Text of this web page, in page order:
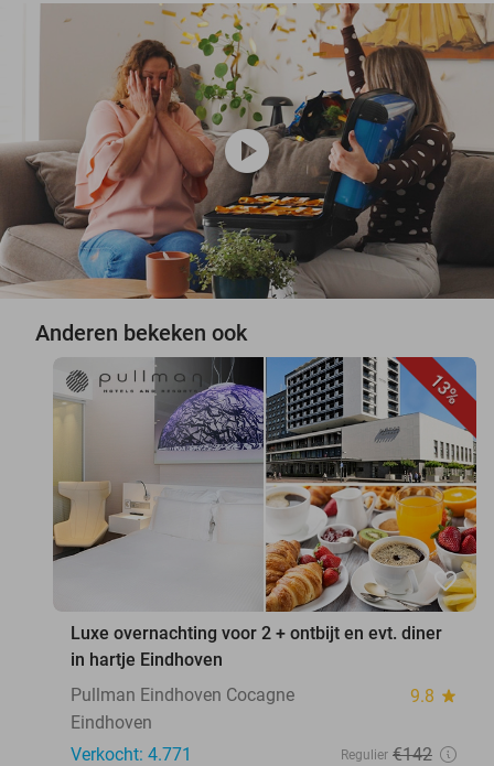
play_circle
Anderen bekeken ook
13%
favorite_border
Luxe overnachting voor 2 + ontbijt en evt. diner
in hartje Eindhoven
Pullman Eindhoven Cocagne
9.8 star
Eindhoven
Verkocht: 4.771
Regulier €142